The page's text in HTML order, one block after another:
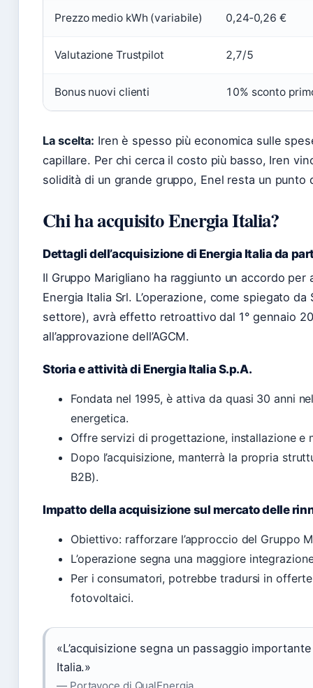
Prezzo medio kWh (variabile) 0,24‑0,26 €
Valutazione Trustpilot 2,7/5
Bonus nuovi clienti 10% sconto
La scelta: Iren è spesso più economica sulle
capillare. Per chi cerca il costo più basso, Iren
solidità di un grande gruppo, Enel resta un punto
Chi ha acquisito Energia Italia?
Dettagli dell’acquisizione di Energia Italia da
Il Gruppo Marigliano ha raggiunto un accordo per
Energia Italia Srl. L’operazione, come spiegato
settore), avrà effetto retroattivo dal 1° gennaio
all’approvazione dell’AGCM.
Storia e attività di Energia Italia S.p.A.
Fondata nel 1995, è attiva da quasi 30 anni
energetica.
Offre servizi di progettazione, installazione e
Dopo l’acquisizione, manterrà la propria
B2B).
Impatto della acquisizione sul mercato delle
Obiettivo: rafforzare l’approccio del Gruppo
L’operazione segna una maggiore
Per i consumatori, potrebbe tradursi in
fotovoltaici.
«L’acquisizione segna un passaggio
Italia.»